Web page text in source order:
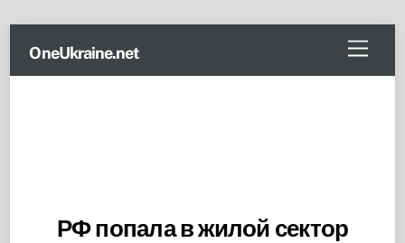
content
Menu
OneUkraine.net
РФ попала в жилой сектор